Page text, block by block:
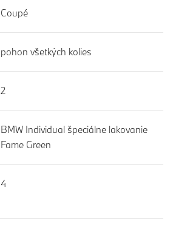
Coupé
pohon všetkých kolies
2
BMW Individual špeciálne lakovanie
Fame Green
4